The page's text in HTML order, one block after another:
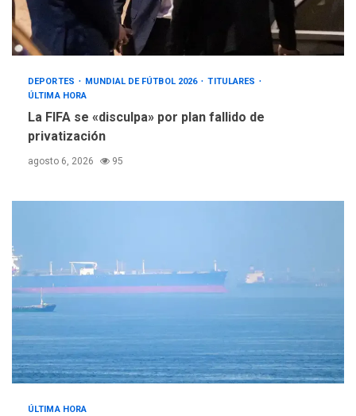
DEPORTES MUNDIAL DE FÚTBOL 2026
TITULARES
ÚLTIMA HORA
La FIFA se «disculpa» por plan fallido de
privatización
agosto 6, 2026 95
ÚLTIMA HORA